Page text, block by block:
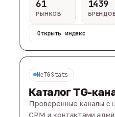
61
РЫНКОВ
1439
Открыть индекс
NeTGStats
Каталог TG-
Проверенные каналы с
CPM и контактами